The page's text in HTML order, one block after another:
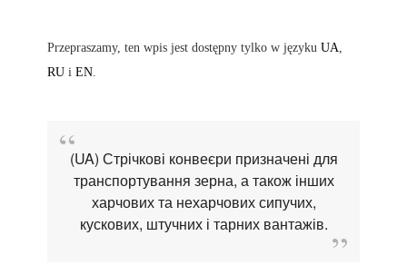
Przepraszamy, ten wpis jest dostępny tylko w językuUA
RU iEN
(UA) Стрічкові конвеєри призначені для
транспортування зерна, а також інших
харчових та нехарчових сипучих,
кускових, штучних і тарних вантажів.